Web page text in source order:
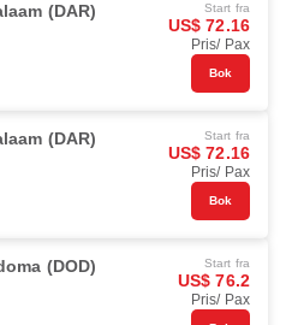
(DAR) Start fra
US$ 72.16
Pris/ Pax
Bok
(DAR) Start fra
US$ 72.16
Pris/ Pax
Bok
(DOD) Start fra
US$ 76.2
Pris/ Pax